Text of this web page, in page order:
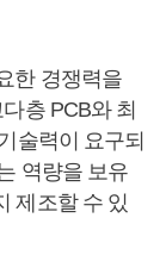
한 경쟁력을
층 PCB와 최
술력이 요구되
역량을 보유
제조할 수 있